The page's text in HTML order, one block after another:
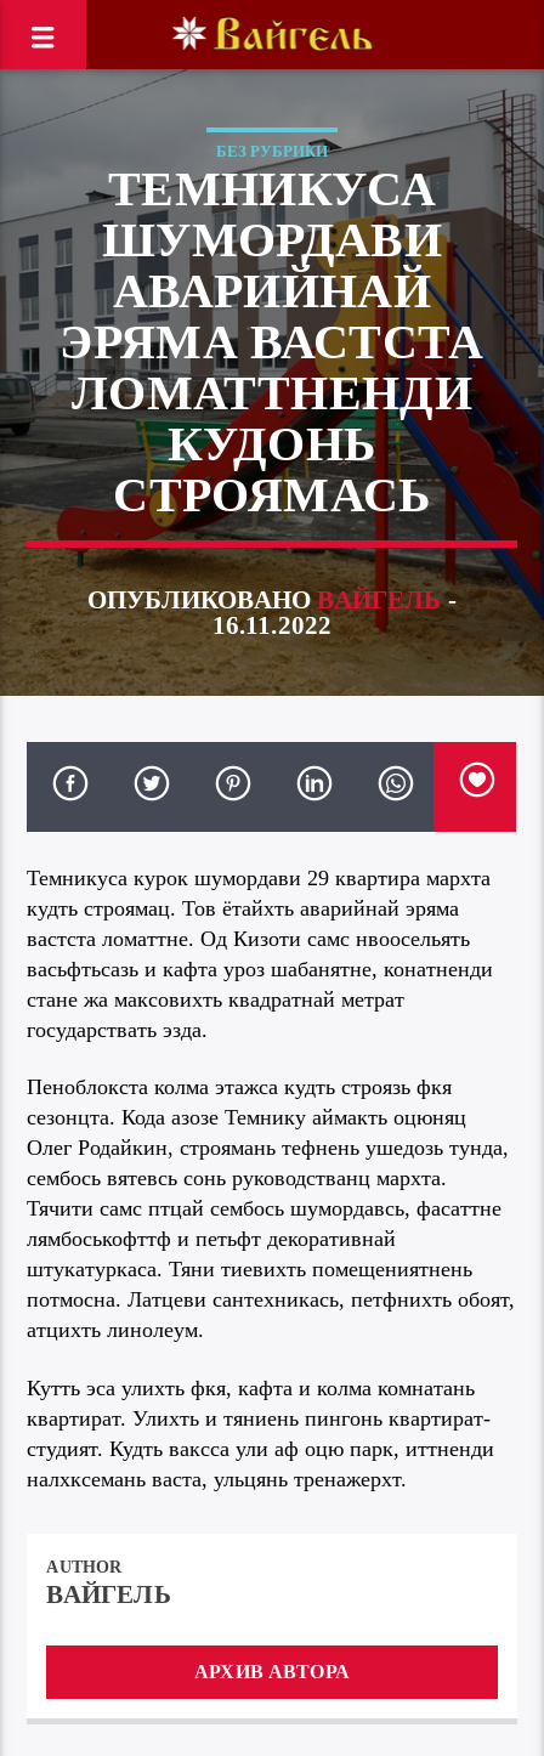
БЕЗ РУБРИКИ
ТЕМНИКУСА
ШУМОРДАВИ
АВАРИЙНАЙ
ЭРЯМА ВАСТСТА
ЛОМАТТНЕНДИ
КУДОНЬ
СТРОЯМАСЬ
ОПУБЛИКОВАНОВАЙГЕЛЬ-
16.11.2022
Темникуса курок шумордави 29 квартира мархта
кудть строямац. Тов ётайхть аварийнай эряма
вастста ломаттне. Од Кизоти самс нвоосельять
васьфтьсазь и кафта уроз шабанятне, конатненди
стане жа максовихть квадратнай метрат
государствать эзда.
Пеноблокста колма этажса кудть строязь фкя
сезонцта. Кода азозе Темнику аймакть оцюняц
Олег Родайкин, строямань тефнень ушедозь тунда,
сембось вятевсь сонь руководстванц мархта.
Тячити самс птцай сембось шумордавсь, фасаттне
лямбоськофттф и петьфт декоративнай
штукатуркаса. Тяни тиевихть помещениятнень
потмосна. Латцеви сантехникась, петфнихть обоят,
атцихть линолеум.
Кутть эса улихть фкя, кафта и колма комнатань
квартират. Улихть и тяниень пингонь квартират-
студият. Кудть ваксса ули аф оцю парк, иттненди
налхксемань васта, ульцянь тренажерхт.
AUTHOR
ВАЙГЕЛЬ
АРХИВ АВТОРА